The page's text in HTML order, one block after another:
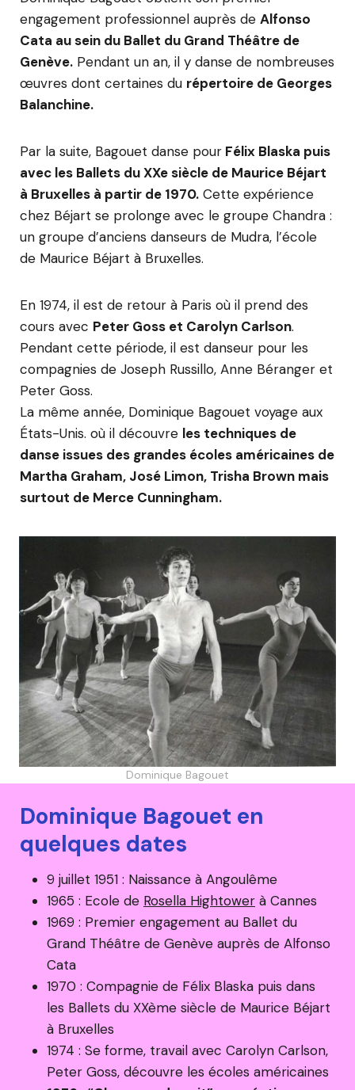
engagement professionnel auprès de Alfonso
Cata au sein du Ballet du Grand Théâtre de
Genève. Pendant un an, il y danse de nombreuses
œuvres dont certaines du répertoire de Georges
Balanchine.
Par la suite, Bagouet danse pour Félix Blaska puis
avec les Ballets du XXe siècle de Maurice Béjart
à Bruxelles à partir de 1970. Cette expérience
chez Béjart se prolonge avec le groupe Chandra :
un groupe d’anciens danseurs de Mudra, l’école
de Maurice Béjart à Bruxelles.
En 1974, il est de retour à Paris où il prend des
cours avec Peter Goss et Carolyn Carlson.
Pendant cette période, il est danseur pour les
compagnies de Joseph Russillo, Anne Béranger et
Peter Goss.
La même année, Dominique Bagouet voyage aux
États-Unis. où il découvre les techniques de
danse issues des grandes écoles américaines de
Martha Graham, José Limon, Trisha Brown mais
surtout de Merce Cunningham.
Dominique Bagouet
Dominique Bagouet en
quelques dates
9 juillet 1951 : Naissance à Angoulême
1965 : Ecole de Rosella Hightower à Cannes
1969 : Premier engagement au Ballet du
Grand Théâtre de Genève auprès de Alfonso
Cata
1970 : Compagnie de Félix Blaska puis dans
les Ballets du XXème siècle de Maurice Béjart
à Bruxelles
1974 : Se forme, travail avec Carolyn Carlson,
Peter Goss, découvre les écoles américaines